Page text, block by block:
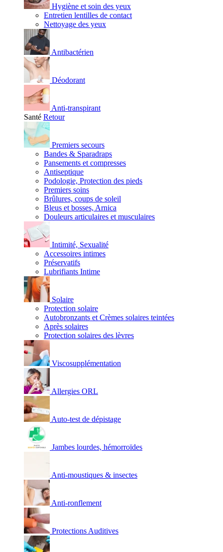
Hygiène et soin des yeux
Entretien lentilles de contact
Nettoyage des yeux
Antibactérien
Déodorant
Anti-transpirant
Santé Retour
Premiers secours
Bandes & Sparadraps
Pansements et compresses
Antiseptique
Podologie, Protection des pieds
Premiers soins
Brûlures, coups de soleil
Bleus et bosses, Arnica
Douleurs articulaires et musculaires
Intimité, Sexualité
Accessoires intimes
Préservatifs
Lubrifiants Intime
Solaire
Protection solaire
Autobronzants et Crèmes solaires teintées
Après solaires
Protection solaires des lèvres
Viscosupplémentation
Allergies ORL
Auto-test de dépistage
Jambes lourdes, hémorroïdes
Anti-moustiques & insectes
Anti-ronflement
Protections Auditives